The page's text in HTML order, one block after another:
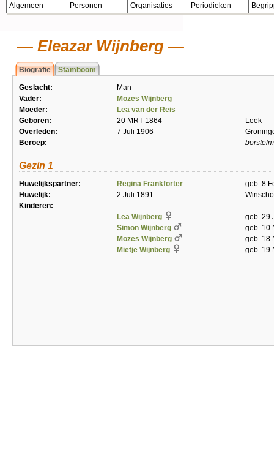
Algemeen Personen Organisaties Periodieken
Eleazar Wijnberg
Biografie Stamboom
Geslacht:
Man
Vader:
Mozes Wijnberg
Moeder:
Lea van der Reis
Geboren:
20 MRT 1864
Leek
Overleden:
7 Juli 1906
Beroep:
Gezin 1
Huwelijkspartner: Regina Frankforter
geb. 8
Huwelijk:
2 Juli 1891
Kinderen:
Lea Wijnberg
geb. 29
Simon Wijnberg
geb. 10
Mozes Wijnberg
geb. 18
Mietje Wijnberg
geb. 19